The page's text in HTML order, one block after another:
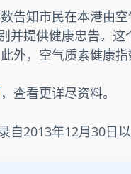
告知市民在本港由
并提供健康忠告。
外，空气质素健康
，查看更详尽资料。
自2013年12月30日